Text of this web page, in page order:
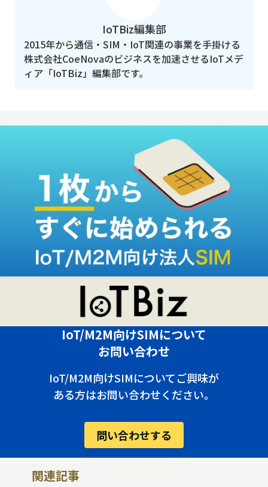
IoTBiz編集部
2015年から通信・SIM・IoT関連の事業を手掛ける
株式会社CoeNovaのビジネスを加速させるIoTメデ
ィア「IoTBiz」編集部です。
IoT/M2M向けSIMについて
お問い合わせ
IoT/M2M向けSIMについてご興味が
ある方はお問い合わせください。
問い合わせする
関連記事